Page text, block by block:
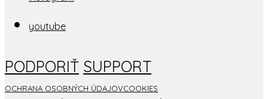
youtube
PODPORIŤ SUPPORT
OCHRANA OSOBNÝCH ÚDAJOVCOOKIES